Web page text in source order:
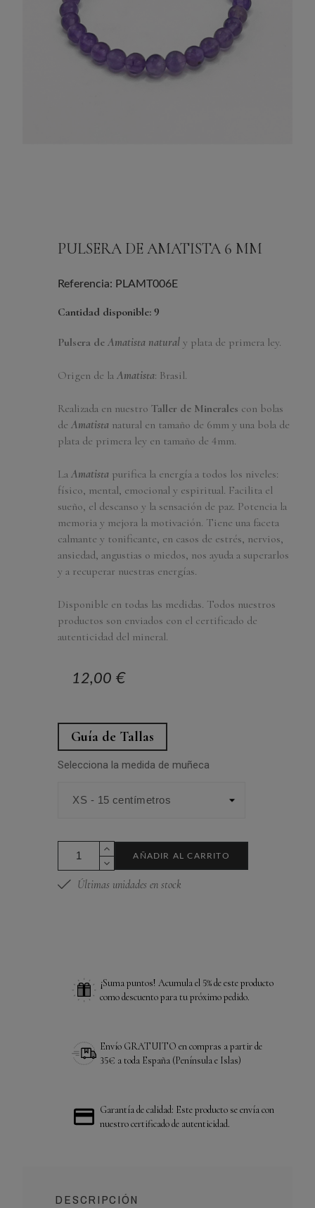
PULSERA DE AMATISTA 6 MM
Referencia: PLAMT006E
Cantidad disponible: 9
Pulsera de Amatista natural y plata de primera ley.
Origen de laAmatista: Brasil.
Realizada en nuestroTaller de Minerales con bolas
de Amatista natural en tamaño de 6mm y una bola de
plata de primera ley en tamaño de 4mm.
LaAmatista purifica la energía a todos los niveles:
físico, mental, emocional y espiritual. Facilita el
sueño, el descanso y la sensación de paz. Potencia la
memoria y mejora la motivación. Tiene una faceta
calmante y tonificante, en casos de estrés, nervios,
ansiedad, angustias o miedos, nos ayuda a superarlos
y a recuperar nuestras energías.
Disponible en todas las medidas. Todos nuestros
productos son enviados con el certificado de
autenticidad del mineral.
12,00 €
Guía de Tallas
Selecciona la medida de muñeca
AÑADIR AL CARRITO
Últimas unidades en stock
¡Suma puntos! Acumula el 5% de este producto
como descuento para tu próximo pedido.
Envío GRATUITO en compras a partir de
35€ a toda España (Península e Islas)
Garantía de calidad: Este producto se envía con
nuestro certificado de autenticidad.
DESCRIPCIÓN